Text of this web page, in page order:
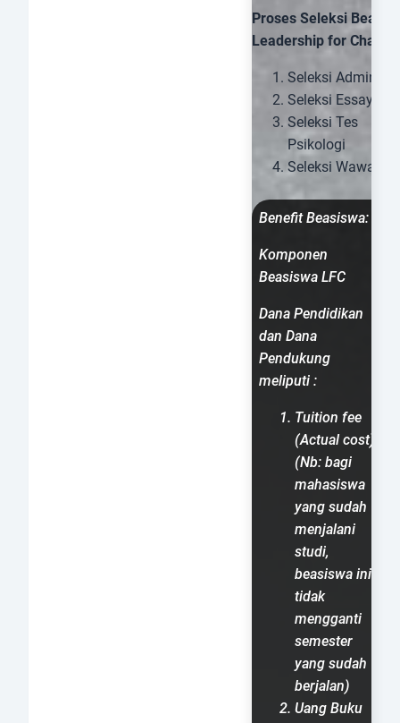
Proses Seleksi
Leadership for
Seleksi
Seleksi Essay
Seleksi Tes
Psikologi
Seleksi
Benefit Beasiswa:
Komponen
Beasiswa LFC
Dana Pendidikan
dan Dana
Pendukung
meliputi :
Tuition fee
(Actual cost)
(Nb: bagi
mahasiswa
yang sudah
menjalani
studi,
beasiswa ini
tidak
mengganti
semester
yang sudah
berjalan)
Uang Buku